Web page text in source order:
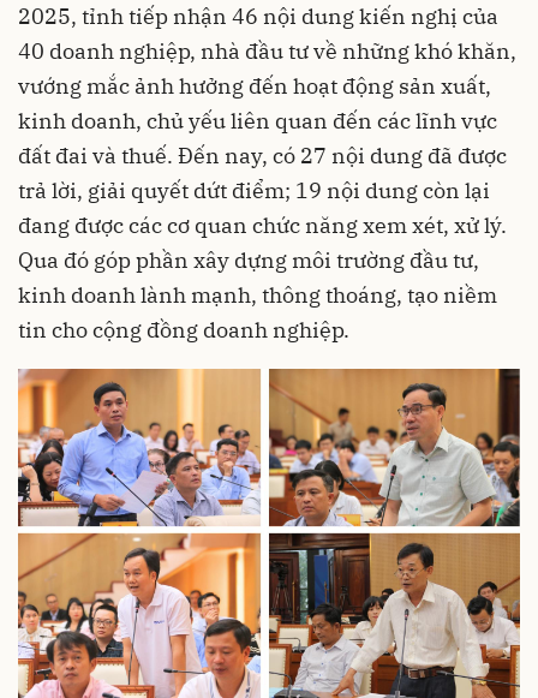
2025, tỉnh tiếp nhận 46 nội dung kiến nghị của
40 doanh nghiệp, nhà đầu tư về những khó khăn,
vướng mắc ảnh hưởng đến hoạt động sản xuất,
kinh doanh, chủ yếu liên quan đến các lĩnh vực
đất đai và thuế. Đến nay, có 27 nội dung đã được
trả lời, giải quyết dứt điểm; 19 nội dung còn lại
đang được các cơ quan chức năng xem xét, xử lý.
Qua đó góp phần xây dựng môi trường đầu tư,
kinh doanh lành mạnh, thông thoáng, tạo niềm
tin cho cộng đồng doanh nghiệp.